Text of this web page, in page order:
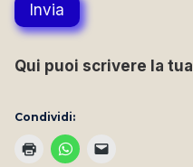
Invia
Qui puoi scrivere la tua
Condividi: